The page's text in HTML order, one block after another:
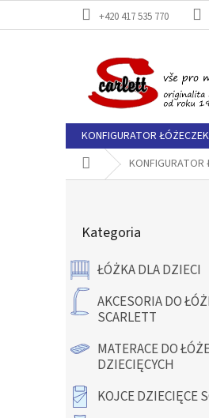
+420 417 535 770
KONFIGURATOR ŁÓŻECZEK
Home KONFIGURATOR
k
b
c
n
kategorie
Kategoria
ŁÓŻKA DLA DZIECI
AKCESORIA DO
SCARLETT
MATERACE DO
DZIECIĘCYCH
KOJCE DZIECIĘCE